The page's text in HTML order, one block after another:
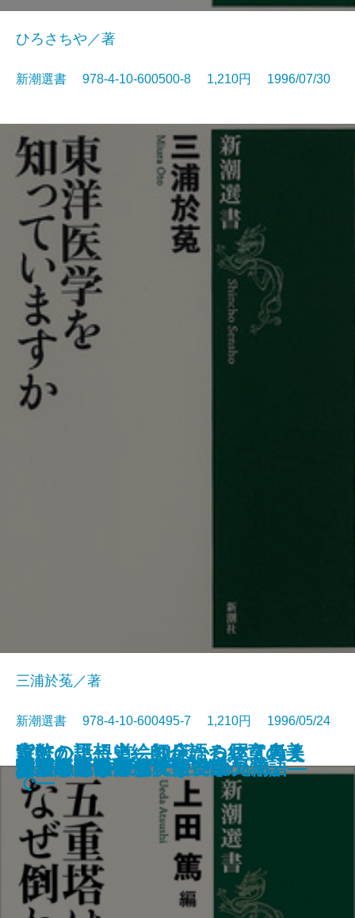
慰安婦と戦場の性
秘伝 中学入試国語読解法
家紋の話―上絵師が語る紋章の美
―
現代史の中で考える
貨幣の思想史―お金について考え
た人びと―
世界史の中から考える
漱石とその時代 第四部
いのちの文化人類学
禅がわかる本
ひろさちや／著
新潮選書 978-4-10-600500-8 1,210円 1996/07/30
東洋医学を知っていますか
三浦於菟／著
新潮選書 978-4-10-600495-7 1,210円 1996/05/24
五重塔はなぜ倒れないか
科学者とは何か
森にかよう道―知床から屋久島ま
で―
天才の勉強術
漱石とその時代 第三部
卵が私になるまで―発生の物語―
分類という思想
謎とき『カラマーゾフの兄弟』
大人のための偉人伝
非言語コミュニケーション